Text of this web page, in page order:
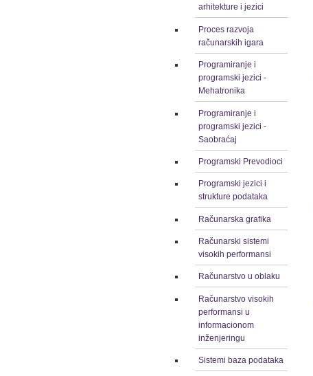
arhitekture i jezici
Proces razvoja
računarskih igara
Programiranje i
programski jezici -
Mehatronika
Programiranje i
programski jezici -
Saobraćaj
Programski Prevodioci
Programski jezici i
strukture podataka
Računarska grafika
Računarski sistemi
visokih performansi
Računarstvo u oblaku
Računarstvo visokih
performansi u
informacionom
inženjeringu
Sistemi baza podataka